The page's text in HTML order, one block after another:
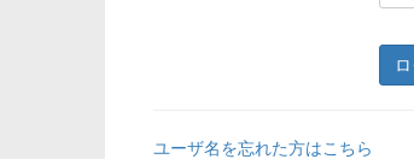
ユーザ名を忘れた方はこちら